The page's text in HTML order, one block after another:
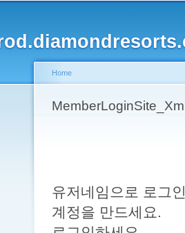
You are here
Home
유저네임으로 로그
계정을 만드세요.